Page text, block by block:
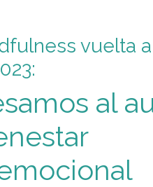
vuelta a
al